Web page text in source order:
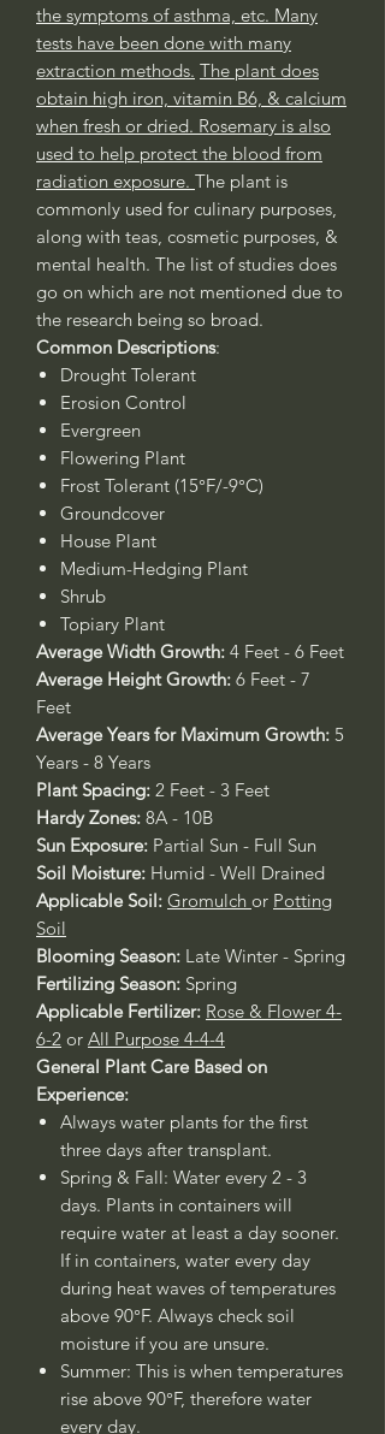
the symptoms of asthma, etc. Many
tests have been done with many
extraction methods. The plant does
obtain high iron, vitamin B6, & calcium
when fresh or dried. Rosemary is also
used to help protect the blood from
radiation exposure. The plant is
commonly used for culinary purposes,
along with teas, cosmetic purposes, &
mental health. The list of studies does
go on which are not mentioned due to
the research being so broad.
Common Descriptions:
Drought Tolerant
Erosion Control
Evergreen
Flowering Plant
Frost Tolerant (15°F/-9°C)
Groundcover
House Plant
Medium-Hedging Plant
Shrub
Topiary Plant
Average Width Growth: 4 Feet - 6 Feet
Average Height Growth: 6 Feet - 7
Feet
Average Years for Maximum Growth: 5
Years - 8 Years
Plant Spacing: 2 Feet - 3 Feet
Hardy Zones: 8A - 10B
Sun Exposure: Partial Sun - Full Sun
Soil Moisture: Humid - Well Drained
Applicable Soil: Gromulch or Potting
Soil
Blooming Season: Late Winter - Spring
Fertilizing Season: Spring
Applicable Fertilizer: Rose & Flower 4-
6-2 or All Purpose 4-4-4
General Plant Care Based on
Experience:
Always water plants for the first
three days after transplant.
Spring & Fall: Water every 2 - 3
days. Plants in containers will
require water at least a day sooner.
If in containers, water every day
during heat waves of temperatures
above 90°F. Always check soil
moisture if you are unsure.
Summer: This is when temperatures
rise above 90°F, therefore water
every day.